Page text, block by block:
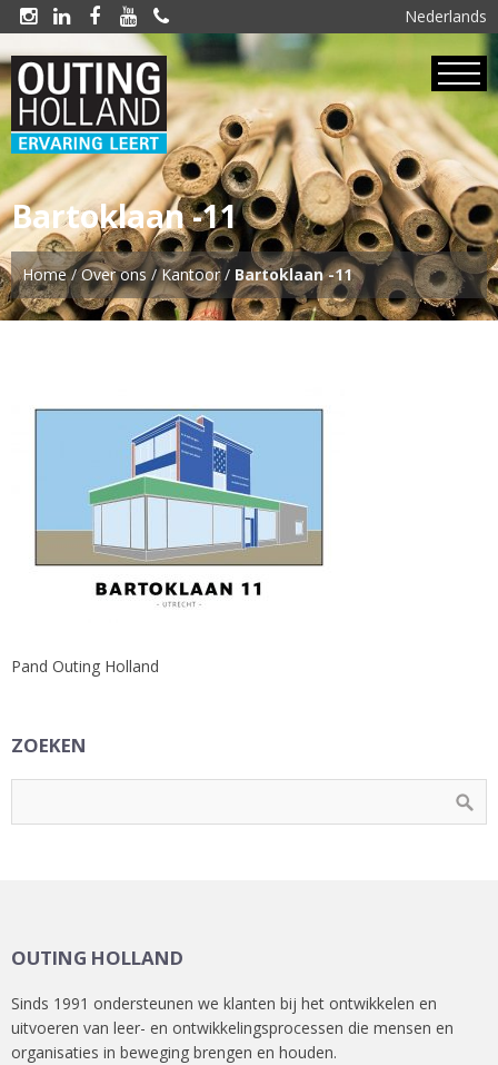
Nederlands
    
Bartoklaan -11
Home/Over ons/Kantoor/ Bartoklaan -11
Pand Outing Holland
ZOEKEN
OUTING HOLLAND
Sinds 1991 ondersteunen we klanten bij het ontwikkelen en
uitvoeren van leer- en ontwikkelingsprocessen die mensen en
organisaties in beweging brengen en houden.